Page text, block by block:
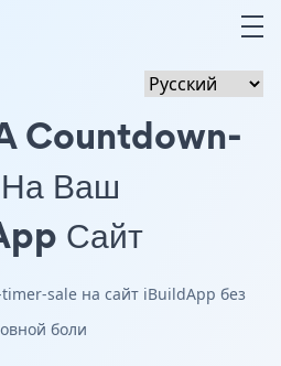
Countdown-
Ваш
Сайт
sale на сайт iBuildApp без
боли